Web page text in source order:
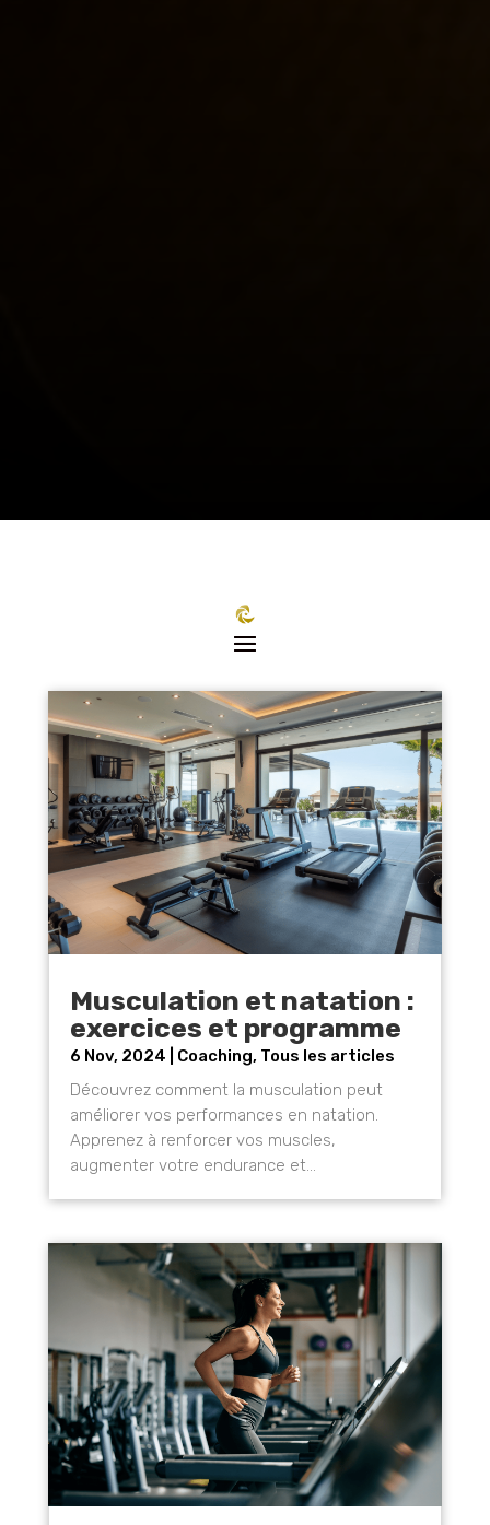
Musculation et natation :
exercices et programme
6 Nov, 2024 Coaching, Tous les articles
Découvrez comment la musculation peut
améliorer vos performances en natation.
Apprenez à renforcer vos muscles,
augmenter votre endurance et...